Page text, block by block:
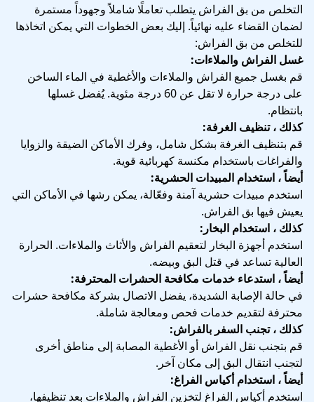
التخلص من بق الفراش يتطلب تعاملًا شاملاً وجهوداً مستمرة
لضمان القضاء عليه نهائياً. إليك بعض الخطوات التي يمكن اتخاذها
للتخلص من بق الفراش:
غسل الفراش والملاءات:
قم بغسل جميع الفراش والملاءات والأغطية في الماء الساخن
على درجة حرارة لا تقل عن 60 درجة مئوية. يُفضل غسلها
بانتظام.
كذلك ، تنظيف الغرفة:
قم بتنظيف الغرفة بشكل شامل، وفرك الأماكن الضيقة والزوايا
والفراغات باستخدام مكنسة كهربائية قوية.
أيضاً ، استخدام المبيدات الحشرية:
استخدم مبيدات حشرية آمنة وفعّالة، يمكن رشها في الأماكن التي
يعيش فيها بق الفراش.
كذلك ، استخدام البخار:
استخدم أجهزة البخار لتعقيم الفراش والأثاث والملاءات. الحرارة
العالية تساعد في قتل البق وبيضه.
أيضاً ، استدعاء خدمات مكافحة الحشرات المحترفة:
في حالة الإصابة الشديدة، يفضل الاتصال بشركة مكافحة حشرات
محترفة لتقديم خدمات فحص ومعالجة شاملة.
كذلك ، تجنب السفر بالفراش:
قم بتجنب نقل الفراش أو الأغطية المصابة إلى مناطق أخرى
لتجنب انتقال البق إلى مكان آخر.
أيضاً ، استخدام أكياس الفراغ:
استخدم أكياس الفراغ لتخزين الفراش والملاءات بعد تنظيفها،